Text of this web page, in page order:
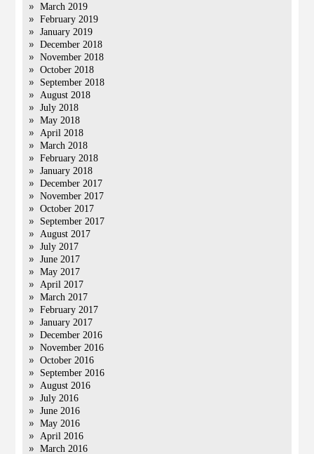
March 2019
February 2019
January 2019
December 2018
November 2018
October 2018
September 2018
August 2018
July 2018
May 2018
April 2018
March 2018
February 2018
January 2018
December 2017
November 2017
October 2017
September 2017
August 2017
July 2017
June 2017
May 2017
April 2017
March 2017
February 2017
January 2017
December 2016
November 2016
October 2016
September 2016
August 2016
July 2016
June 2016
May 2016
April 2016
March 2016